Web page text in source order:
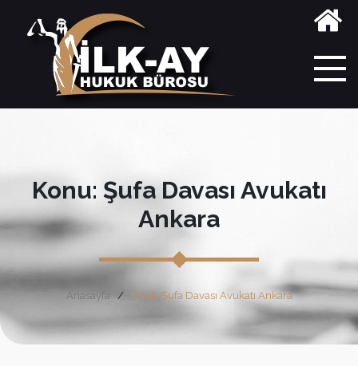
Konu: Şufa Davası Avukatı
Ankara
Anasayfa Etiket: Şufa Davası Avukatı Ankara